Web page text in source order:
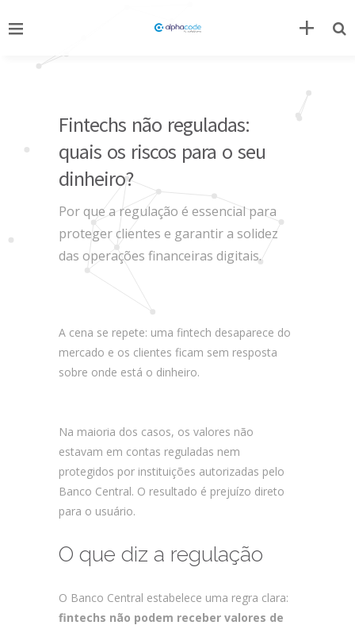
Fintechs não reguladas:
quais os riscos para o seu
dinheiro?
Por que a regulação é essencial para
proteger clientes e garantir a solidez
das operações financeiras digitais.
A cena se repete: uma fintech desaparece do
mercado e os clientes ficam sem resposta
sobre onde está o dinheiro.
Na maioria dos casos, os valores não
estavam em contas reguladas nem
protegidos por instituições autorizadas pelo
Banco Central. O resultado é prejuízo direto
para o usuário.
O que diz a regulação
O Banco Central estabelece uma regra clara:
fintechs não podem receber valores de